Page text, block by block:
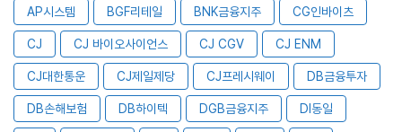
AP시스템 BGF리테일 BNK금융지주 CG인바이츠
CJ CJ 바이오사이언스 CJ CGV CJ ENM
CJ대한통운 CJ제일제당 CJ프레시웨이 DB금융투자
DB손해보험 DB하이텍 DGB금융지주 DI동일